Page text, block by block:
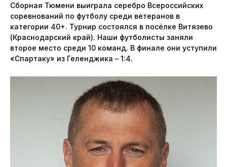
Сборная Тюмени выиграла серебро Всероссийских
соревнований по футболу среди ветеранов в
категории 40+. Турнир состоялся в посёлке Витязево
(Краснодарский край). Наши футболисты заняли
второе место среди 10 команд. В финале они уступили
«Спартаку» из Геленджика – 1:4.